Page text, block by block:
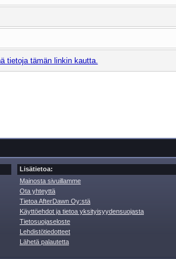
tietoja tämän linkin kautta.
Lisätietoa:
Mainosta sivuillamme
Ota yhteyttä
Tietoa AfterDawn Oy:stä
Käyttöehdot ja tietoa yksityisyydensuojasta
Tietosuojaseloste
Lehdistötiedotteet
Lähetä palautetta